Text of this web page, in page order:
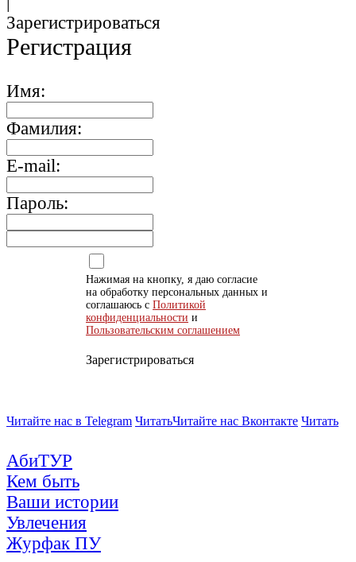
Зарегистрироваться
Регистрация
Имя:
Фамилия:
E-mail:
Пароль:
Нажимая на кнопку, я даю согласие
на обработку персональных данных и
соглашаюсь с Политикой
конфиденциальности и
Пользовательским соглашением
Зарегистрироваться
Читайте нас в Telegram ЧитатьЧитайте нас Вконтакте Читать
АбиТУР
Кем быть
Ваши истории
Увлечения
Журфак ПУ